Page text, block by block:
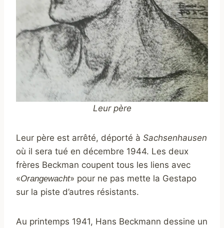
Leur père
Leur père est arrêté, déporté à Sachsenhausen
où il sera tué en décembre 1944. Les deux
frères Beckman coupent tous les liens avec
«Orangewacht» pour ne pas mette la Gestapo
sur la piste d’autres résistants.
Au printemps 1941, Hans Beckmann dessine un